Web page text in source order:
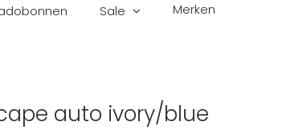
Sale Merken
auto ivory/blue